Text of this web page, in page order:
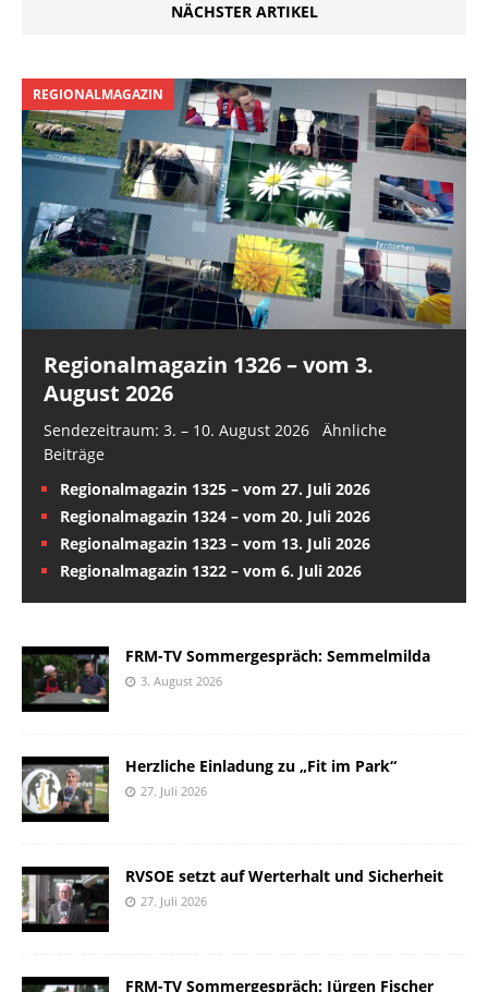
NÄCHSTER ARTIKEL
REGIONALMAGAZIN
Regionalmagazin 1326 – vom 3.
August 2026
Sendezeitraum: 3. – 10. August 2026 Ähnliche
Beiträge
Regionalmagazin 1325 – vom 27. Juli 2026
Regionalmagazin 1324 – vom 20. Juli 2026
Regionalmagazin 1323 – vom 13. Juli 2026
Regionalmagazin 1322 – vom 6. Juli 2026
FRM-TV Sommergespräch: Semmelmilda
3. August 2026
Herzliche Einladung zu „Fit im Park“
27. Juli 2026
RVSOE setzt auf Werterhalt und Sicherheit
27. Juli 2026
FRM-TV Sommergespräch: Jürgen Fischer